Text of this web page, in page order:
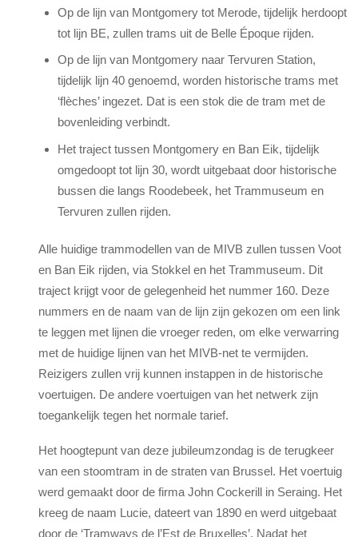
Op de lijn van Montgomery tot Merode, tijdelijk herdoopt
tot lijn BE, zullen trams uit de Belle Époque rijden.
Op de lijn van Montgomery naar Tervuren Station,
tijdelijk lijn 40 genoemd, worden historische trams met
‘flèches’ ingezet. Dat is een stok die de tram met de
bovenleiding verbindt.
Het traject tussen Montgomery en Ban Eik, tijdelijk
omgedoopt tot lijn 30, wordt uitgebaat door historische
bussen die langs Roodebeek, het Trammuseum en
Tervuren zullen rijden.
Alle huidige trammodellen van de MIVB zullen tussen Voot
en Ban Eik rijden, via Stokkel en het Trammuseum. Dit
traject krijgt voor de gelegenheid het nummer 160. Deze
nummers en de naam van de lijn zijn gekozen om een link
te leggen met lijnen die vroeger reden, om elke verwarring
met de huidige lijnen van het MIVB-net te vermijden.
Reizigers zullen vrij kunnen instappen in de historische
voertuigen. De andere voertuigen van het netwerk zijn
toegankelijk tegen het normale tarief.
Het hoogtepunt van deze jubileumzondag is de terugkeer
van een stoomtram in de straten van Brussel. Het voertuig
werd gemaakt door de firma John Cockerill in Seraing. Het
kreeg de naam Lucie, dateert van 1890 en werd uitgebaat
door de ‘Tramways de l’Est de Bruxelles’. Nadat het